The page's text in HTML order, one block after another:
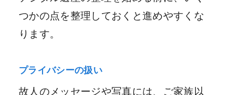
つかの点を整理しておくと進めやすくな
ります。
プライバシーの扱い
故人のメッセージや写真には、ご家族以